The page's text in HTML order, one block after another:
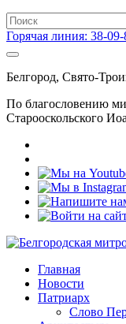
Горячая линия: 38-09-
Белгород, Свято-
По благословению
Старооскольского
Главная
Новости
Патриарх
Слово